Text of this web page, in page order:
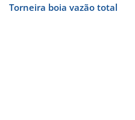
Torneira boia vazão total